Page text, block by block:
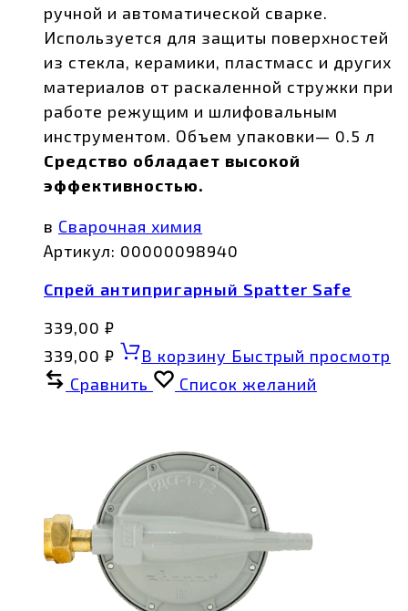
ручной и автоматической сварке.
Используется для защиты поверхностей
из стекла, керамики, пластмасс и других
материалов от раскаленной стружки при
работе режущим и шлифовальным
инструментом. Объем упаковки— 0.5 л
Средство обладает высокой
эффективностью.
в Сварочная химия
Артикул: 00000098940
Спрей антипригарный Spatter Safe
339,00 ₽
339,00 ₽ В корзину Быстрый просмотр
Сравнить
Список желаний